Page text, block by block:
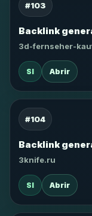
#103
Backlink
3d-fernseher-
SI Abrir
#104
Backlink
3knife.ru
SI Abrir